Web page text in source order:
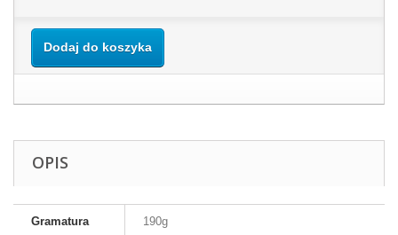
Dodaj do koszyka
OPIS
Gramatura 190g